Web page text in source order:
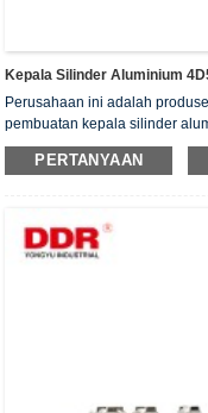
Kepala Silinder Aluminium
Perusahaan ini adalah
pembuatan kepala silinder
adalah pada kualitas dan
sertifikat otentikasi ISO16949,
PERTANYAAN